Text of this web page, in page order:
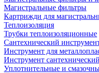
Магистральные фильтры
Картрижди для
Теплоизоляция
Трубки теплоизоляционные
Сантехнический
Инструмент для
Инструмент сантехнический
Уплотнительные и